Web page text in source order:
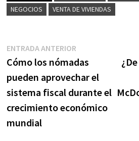
NEGOCIOS
VENTA DE VIVIENDAS
Navegación
de
entradas
ENTRADA ANTERIOREntrada
anterior:
Cómo los nómadas
pueden aprovechar el
sistema fiscal durante el
crecimiento económico
mundial